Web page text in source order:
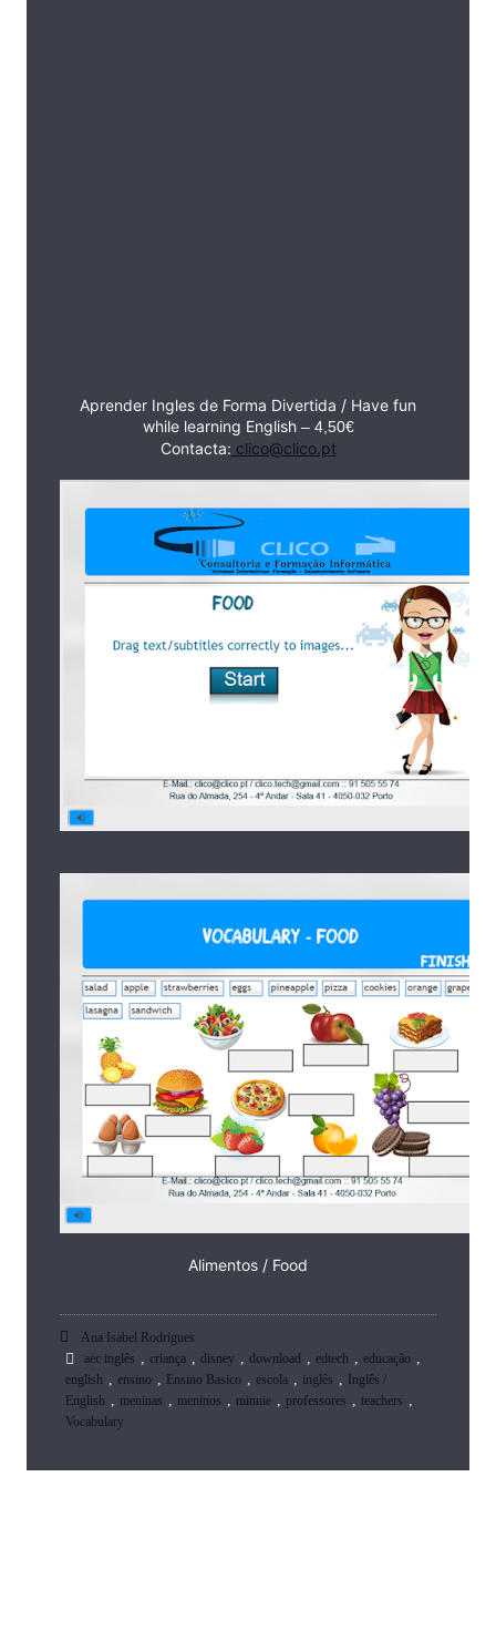
Aprender Ingles de Forma Divertida / Have fun
while learning English – 4,50€
Contacta: clico@clico.pt
Alimentos / Food
Ana Isabel Rodrigues
aec inglês
criança disney download edtech educação
english ensino Ensino Basico escola inglês
Inglês /
English
meninas meninos minnie professores teachers
Vocabulary